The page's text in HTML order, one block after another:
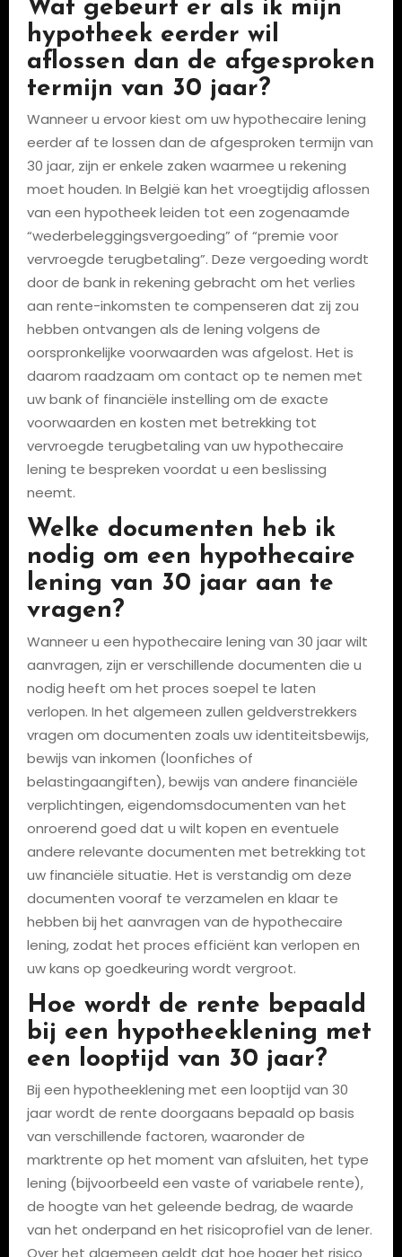
Wat gebeurt er als ik mijn
hypotheek eerder wil
aflossen dan de afgesproken
termijn van 30 jaar?
Wanneer u ervoor kiest om uw hypothecaire lening
eerder af te lossen dan de afgesproken termijn van
30 jaar, zijn er enkele zaken waarmee u rekening
moet houden. In België kan het vroegtijdig aflossen
van een hypotheek leiden tot een zogenaamde
“wederbeleggingsvergoeding” of “premie voor
vervroegde terugbetaling”. Deze vergoeding wordt
door de bank in rekening gebracht om het verlies
aan rente-inkomsten te compenseren dat zij zou
hebben ontvangen als de lening volgens de
oorspronkelijke voorwaarden was afgelost. Het is
daarom raadzaam om contact op te nemen met
uw bank of financiële instelling om de exacte
voorwaarden en kosten met betrekking tot
vervroegde terugbetaling van uw hypothecaire
lening te bespreken voordat u een beslissing
neemt.
Welke documenten heb ik
nodig om een hypothecaire
lening van 30 jaar aan te
vragen?
Wanneer u een hypothecaire lening van 30 jaar wilt
aanvragen, zijn er verschillende documenten die u
nodig heeft om het proces soepel te laten
verlopen. In het algemeen zullen geldverstrekkers
vragen om documenten zoals uw identiteitsbewijs,
bewijs van inkomen (loonfiches of
belastingaangiften), bewijs van andere financiële
verplichtingen, eigendomsdocumenten van het
onroerend goed dat u wilt kopen en eventuele
andere relevante documenten met betrekking tot
uw financiële situatie. Het is verstandig om deze
documenten vooraf te verzamelen en klaar te
hebben bij het aanvragen van de hypothecaire
lening, zodat het proces efficiënt kan verlopen en
uw kans op goedkeuring wordt vergroot.
Hoe wordt de rente bepaald
bij een hypotheeklening met
een looptijd van 30 jaar?
Bij een hypotheeklening met een looptijd van 30
jaar wordt de rente doorgaans bepaald op basis
van verschillende factoren, waaronder de
marktrente op het moment van afsluiten, het type
lening (bijvoorbeeld een vaste of variabele rente),
de hoogte van het geleende bedrag, de waarde
van het onderpand en het risicoprofiel van de lener.
Over het algemeen geldt dat hoe hoger het risico